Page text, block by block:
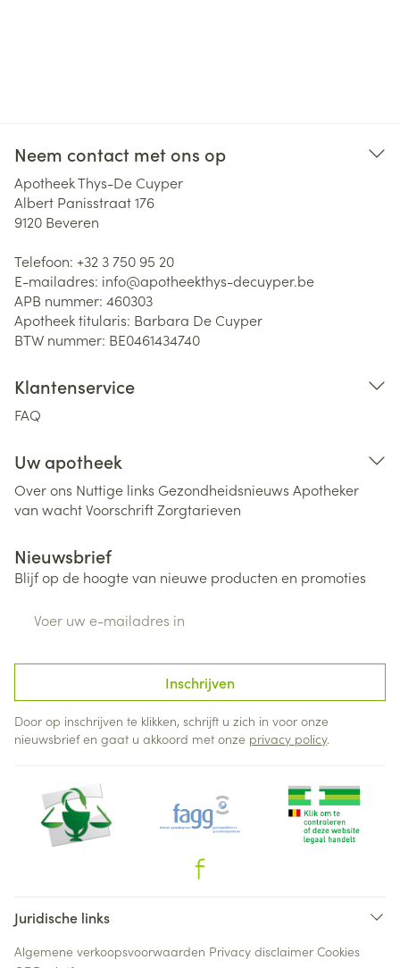
Neem contact met ons op
Apotheek Thys-De Cuyper
Albert Panisstraat 176
9120 Beveren
Telefoon: +32 3 750 95 20
E-mailadres: info@apotheekthys-decuyper.be
APB nummer: 460303
Apotheek titularis: Barbara De Cuyper
BTW nummer: BE0461434740
Klantenservice
FAQ
Uw apotheek
Over ons Nuttige links Gezondheidsnieuws Apotheker
van wachtVoorschriftZorgtarieven
Nieuwsbrief
Blijf op de hoogte van nieuwe producten en promoties
Inschrijven
Door op inschrijven te klikken, schrijft u zich in voor onze
nieuwsbrief en gaat u akkoord met onze privacy policy.
Juridische links
Algemene verkoopsvoorwaarden Privacy disclaimer Cookies